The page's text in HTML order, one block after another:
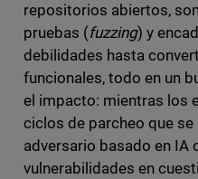
repositorios abiertos,
pruebas (fuzzing) y
debilidades hasta
funcionales, todo en un
el impacto: mientras los
ciclos de parcheo que se
adversario basado en IA
vulnerabilidades en